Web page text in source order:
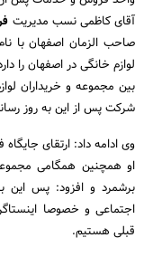
آقای کاظمی نسب مدیریت
لوازم خانگی در اصفهان را
بین مجموعه و خریداران
شرکت پس از این به روز
وی ادامه داد: ارتقای
او همچنین همگامی
برشمرد و افزود: پس این
اجتماعی و خصوصا
قبلی هستیم.